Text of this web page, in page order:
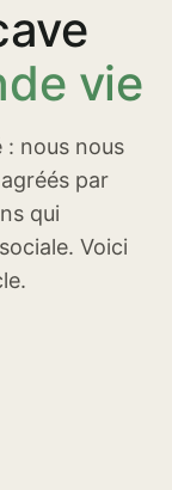
vie
: nous nous
par
qui
Voici